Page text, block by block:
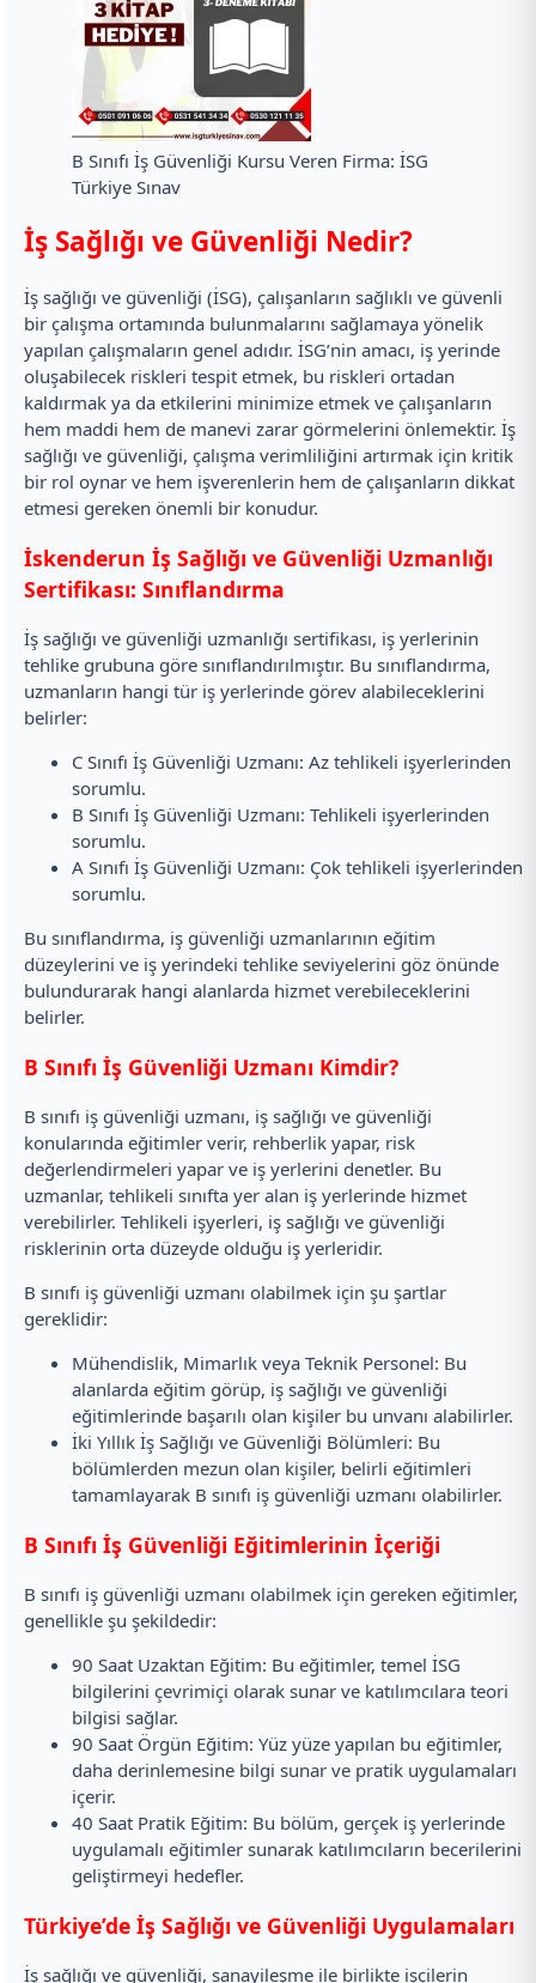
B Sınıfı İş Güvenliği Kursu Veren Firma: İSG
Türkiye Sınav
İş Sağlığı ve Güvenliği Nedir?
İş sağlığı ve güvenliği (İSG), çalışanların sağlıklı ve güvenli
bir çalışma ortamında bulunmalarını sağlamaya yönelik
yapılan çalışmaların genel adıdır. İSG’nin amacı, iş yerinde
oluşabilecek riskleri tespit etmek, bu riskleri ortadan
kaldırmak ya da etkilerini minimize etmek ve çalışanların
hem maddi hem de manevi zarar görmelerini önlemektir. İş
sağlığı ve güvenliği, çalışma verimliliğini artırmak için kritik
bir rol oynar ve hem işverenlerin hem de çalışanların dikkat
etmesi gereken önemli bir konudur.
İskenderun İş Sağlığı ve Güvenliği Uzmanlığı
Sertifikası: Sınıflandırma
İş sağlığı ve güvenliği uzmanlığı sertifikası, iş yerlerinin
tehlike grubuna göre sınıflandırılmıştır. Bu sınıflandırma,
uzmanların hangi tür iş yerlerinde görev alabileceklerini
belirler:
C Sınıfı İş Güvenliği Uzmanı: Az tehlikeli işyerlerinden
sorumlu.
B Sınıfı İş Güvenliği Uzmanı: Tehlikeli işyerlerinden
sorumlu.
A Sınıfı İş Güvenliği Uzmanı: Çok tehlikeli işyerlerinden
sorumlu.
Bu sınıflandırma, iş güvenliği uzmanlarının eğitim
düzeylerini ve iş yerindeki tehlike seviyelerini göz önünde
bulundurarak hangi alanlarda hizmet verebileceklerini
belirler.
B Sınıfı İş Güvenliği Uzmanı Kimdir?
B sınıfı iş güvenliği uzmanı, iş sağlığı ve güvenliği
konularında eğitimler verir, rehberlik yapar, risk
değerlendirmeleri yapar ve iş yerlerini denetler. Bu
uzmanlar, tehlikeli sınıfta yer alan iş yerlerinde hizmet
verebilirler. Tehlikeli işyerleri, iş sağlığı ve güvenliği
risklerinin orta düzeyde olduğu iş yerleridir.
B sınıfı iş güvenliği uzmanı olabilmek için şu şartlar
gereklidir:
Mühendislik, Mimarlık veya Teknik Personel: Bu
alanlarda eğitim görüp, iş sağlığı ve güvenliği
eğitimlerinde başarılı olan kişiler bu unvanı alabilirler.
İki Yıllık İş Sağlığı ve Güvenliği Bölümleri: Bu
bölümlerden mezun olan kişiler, belirli eğitimleri
tamamlayarak B sınıfı iş güvenliği uzmanı olabilirler.
B Sınıfı İş Güvenliği Eğitimlerinin İçeriği
B sınıfı iş güvenliği uzmanı olabilmek için gereken eğitimler,
genellikle şu şekildedir:
90 Saat Uzaktan Eğitim: Bu eğitimler, temel İSG
bilgilerini çevrimiçi olarak sunar ve katılımcılara teori
bilgisi sağlar.
90 Saat Örgün Eğitim: Yüz yüze yapılan bu eğitimler,
daha derinlemesine bilgi sunar ve pratik uygulamaları
içerir.
40 Saat Pratik Eğitim: Bu bölüm, gerçek iş yerlerinde
uygulamalı eğitimler sunarak katılımcıların becerilerini
geliştirmeyi hedefler.
Türkiye’de İş Sağlığı ve Güvenliği Uygulamaları
İş sağlığı ve güvenliği, sanayileşme ile birlikte işçilerin